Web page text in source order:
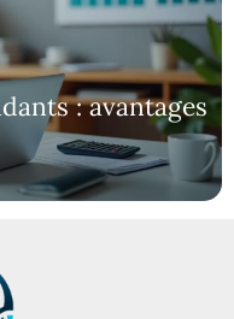
: avantages